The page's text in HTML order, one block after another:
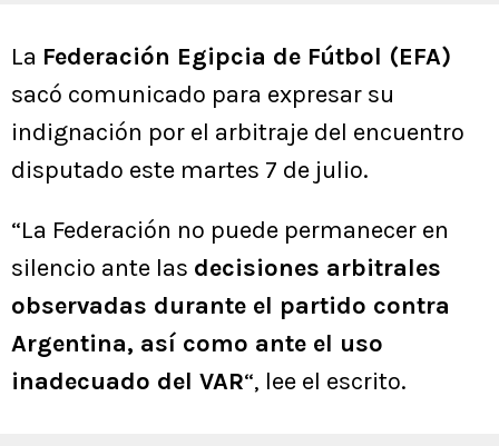
La Federación Egipcia de Fútbol (EFA)
sacó comunicado para expresar su
indignación por el arbitraje del encuentro
disputado este martes 7 de julio.
“La Federación no puede permanecer en
silencio ante las decisiones arbitrales
observadas durante el partido contra
Argentina, así como ante el uso
inadecuado del VAR“, lee el escrito.